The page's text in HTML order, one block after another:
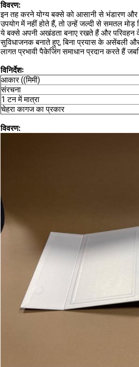
विवरण:
इन तह करने योग्य बक्से को आसानी से भंडारण और
उपयोग में नहीं होते हैं, तो उन्हें जल्दी से समतल
ये बक्से अपनी अखंडता बनाए रखते हैं और परिवहन के
सुविधाजनक बनाते हुए, बिना प्रयास के असेंबली
लागत प्रभावी पैकेजिंग समाधान प्रदान करते हैं
विनिर्देशः
आकार ((मिमी)
संरचना
1 टन में मात्रा
चेहरा कागज का प्रकार
विवरण: